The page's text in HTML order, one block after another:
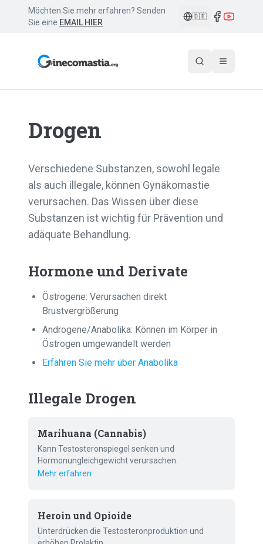
Möchten Sie mehr erfahren? Senden
Sie eine EMAIL HIER
🇩🇪
Drogen
Verschiedene Substanzen, sowohl legale
als auch illegale, können Gynäkomastie
verursachen. Das Wissen über diese
Substanzen ist wichtig für Prävention und
adäquate Behandlung.
Hormone und Derivate
Östrogene: Verursachen direkt
Brustvergrößerung
Androgene/Anabolika: Können im Körper in
Östrogen umgewandelt werden
Erfahren Sie mehr über Anabolika
Illegale Drogen
Marihuana (Cannabis)
Kann Testosteronspiegel senken und
Hormonungleichgewicht verursachen.
Mehr erfahren
Heroin und Opioide
Unterdrücken die Testosteronproduktion und